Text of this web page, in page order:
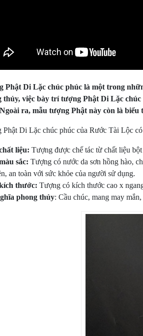
Phật Di Lặc chúc phúc là một trong
thủy, việc bày trí tượng Phật Di Lặc
ra, mẫu tượng Phật này còn là
Phật Di Lặc chúc phúc của Rước Tài Lộc
liệu: Tượng được chế tác từ chất liệu
sắc: Tượng có nước da sơn hồng hào,
an toàn với sức khỏe của người sử dụng.
thước: Tượng có kích thước cao x
phong thủy: Cầu chúc, mang may